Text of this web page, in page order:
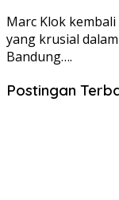
Marc Klok
yang krusial
Bandung….
Postingan